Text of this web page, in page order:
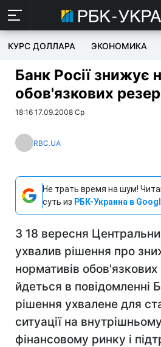
КУРС ДОЛЛАРА ЭКОНОМИКА
Банк Росії знижує
обов'язкових
18:16 17.09.2008 Ср
RBC.UA
Не трать время на шум!
суть из РБК-Украина в
З 18 вересня
ухвалив рішення про
нормативів обов'язкових
йдеться в повідомленні
рішення ухвалене для
ситуації на внутрішньому
фінансовому ринку і